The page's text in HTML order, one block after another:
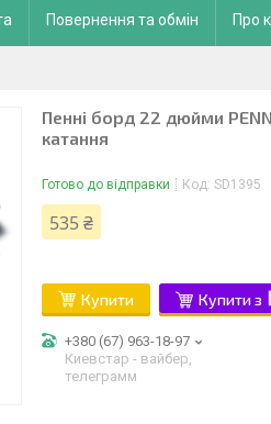
Повернення та обмін Про
Пенні борд 22 дюйми
катання
Готово до відправки Код: SD1395
535 ₴
Купити Купити з
+380 (67) 963-18-97
Киевстар - вайбер,
телеграмм